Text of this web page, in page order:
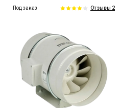
Под заказ Отзывы 2